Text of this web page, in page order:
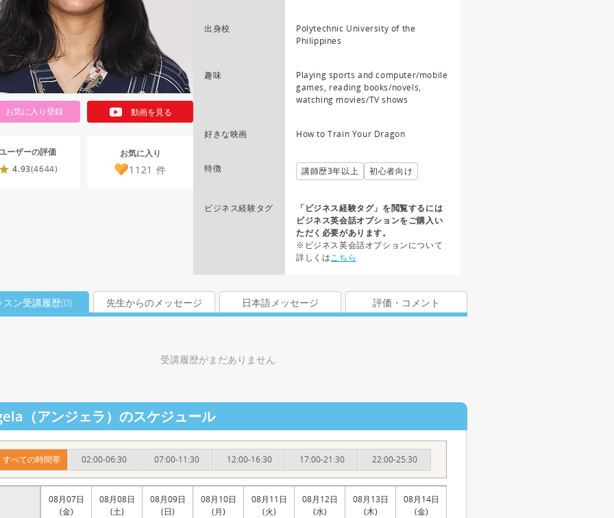
お気に入り登録 動画を見る
ーザーの評価
4.93(4644)
お気に入り
1121 件
出身校
Polytechnic University of the
Philippines
趣味
Playing sports and computer/mobile
games, reading books/novels,
watching movies/TV shows
好きな映画 How to Train Your Dragon
特徴 講師歴3年以上 初心者向け
ビジネス経験タグ
「ビジネス経験タグ」を閲覧するには
ビジネス英会話オプションをご購入い
ただく必要があります。
※ビジネス英会話オプションについて
詳しくはこちら
スン受講履歴(0) 先生からのメッセージ 日本語メッセージ 評価・コメント
受講履歴がまだありません
（アンジェラ）のスケジュール
すべての時間帯 02:00-06:30 07:00-11:30 12:00-16:30 17:00-21:30 22:00-25:30
08月07日
(金)
08月08日
(土)
08月09日
(日)
08月10日
(月)
08月11日
(火)
08月12日
(水)
08月13日
(木)
08月14日
(金)